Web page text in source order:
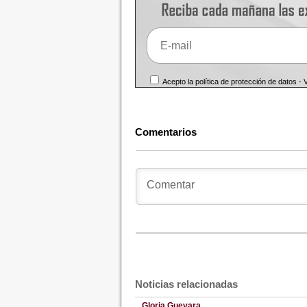
Acepto la política de protección de datos -
Comentarios
Noticias relacionadas